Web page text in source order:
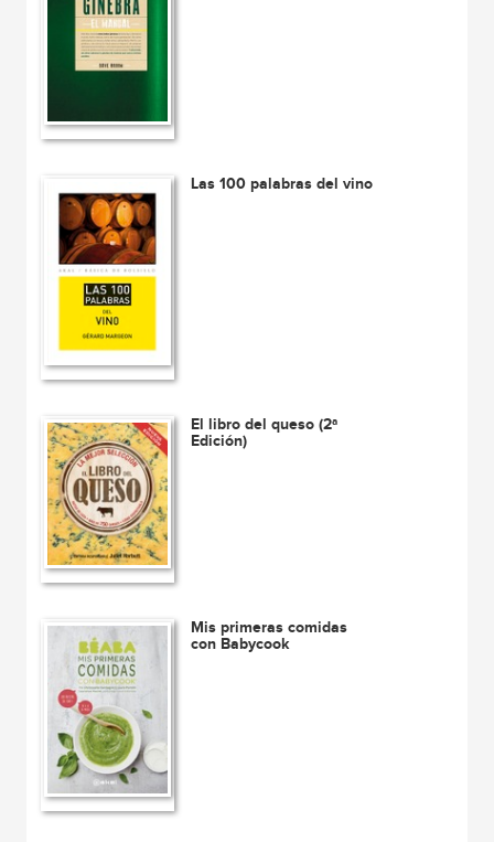
Las 100 palabras del vino
El libro del queso (2ª
Edición)
Mis primeras comidas
con Babycook